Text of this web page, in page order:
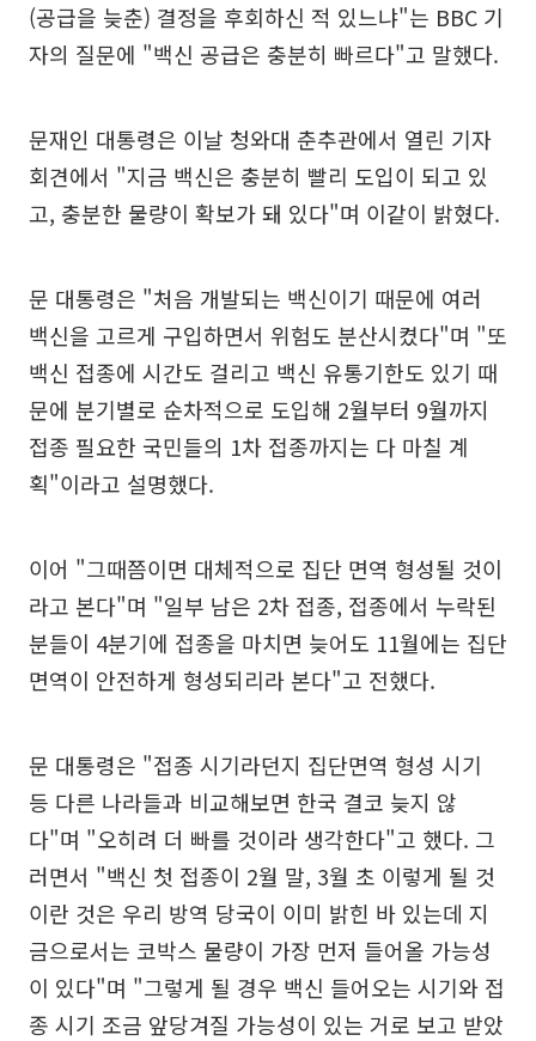
(공급을 늦춘) 결정을 후회하신 적 있느냐"는 BBC 기
자의 질문에 "백신 공급은 충분히 빠르다"고 말했다.
문재인 대통령은 이날 청와대 춘추관에서 열린 기자
회견에서 "지금 백신은 충분히 빨리 도입이 되고 있
고, 충분한 물량이 확보가 돼 있다"며 이같이 밝혔다.
문 대통령은 "처음 개발되는 백신이기 때문에 여러
백신을 고르게 구입하면서 위험도 분산시켰다"며 "또
백신 접종에 시간도 걸리고 백신 유통기한도 있기 때
문에 분기별로 순차적으로 도입해 2월부터 9월까지
접종 필요한 국민들의 1차 접종까지는 다 마칠 계
획"이라고 설명했다.
이어 "그때쯤이면 대체적으로 집단 면역 형성될 것이
라고 본다"며 "일부 남은 2차 접종, 접종에서 누락된
분들이 4분기에 접종을 마치면 늦어도 11월에는 집단
면역이 안전하게 형성되리라 본다"고 전했다.
문 대통령은 "접종 시기라던지 집단면역 형성 시기
등 다른 나라들과 비교해보면 한국 결코 늦지 않
다"며 "오히려 더 빠를 것이라 생각한다"고 했다. 그
러면서 "백신 첫 접종이 2월 말, 3월 초 이렇게 될 것
이란 것은 우리 방역 당국이 이미 밝힌 바 있는데 지
금으로서는 코박스 물량이 가장 먼저 들어올 가능성
이 있다"며 "그렇게 될 경우 백신 들어오는 시기와 접
종 시기 조금 앞당겨질 가능성이 있는 거로 보고 받았